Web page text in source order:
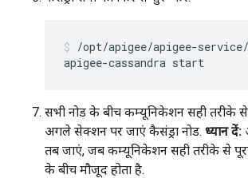
/opt/apigee/apigee-
apigee-cassandra start
सभी नोड के बीच कम्यूनिकेशन सही तरीके
अगले सेक्शन पर जाएं कैसंड्रा नोड. ध्यान दें:
तब जाएं, जब कम्यूनिकेशन सही तरीके से पूरा
के बीच मौजूद होता है.